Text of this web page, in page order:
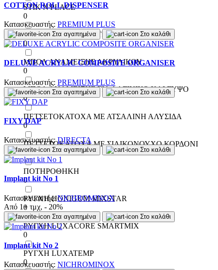
STIK N'PLACE
0
ΔΙΑΝΟΜΕΑΣ ΠΕΤΣΕΤΩΝ
0
ΜΠΟΛ ΑΝΑΜΕΙΞΗΣ ΑΚΡΥΛΙΚΟΥ
0
ΜΠΟΛ ΑΝΑΜΕΙΞΗΣ ΓΙΑ ΑΛΓΙΝΙΚΟ ΚΑΙ ΓΥΨΟ
0
ΠΕΤΣΕΤΟΚΑΤΟΧΑ ΜΕ ΑΤΣΑΛΙΝΗ ΑΛΥΣΙΔΑ
0
ΠΕΤΣΕΤΟΚΑΤΟΧΑ ΜΕ ΣΙΛΙΚΟΝΟΥΧΟ ΚΟΡΔΟΝΙ
0
ΠΟΤΗΡΟΘΗΚΗ
0
ΡΥΓΧΗ HONIGUM MIXSTAR
0
ΡΥΓΧΗ LUXACORE SMARTMIX
0
ΡΥΓΧΗ LUXATEMP
0
COTTON ROLL DISPENSER
Κατασκευαστής: PREMIUM PLUS
Στα αγαπημένα Στο καλάθι
DELUXE ACRYLIC COMPOSITE ORGANISER
Κατασκευαστής: PREMIUM PLUS
Στα αγαπημένα Στο καλάθι
FIXY DAP
Κατασκευαστής:DIRECTA
Στα αγαπημένα Στο καλάθι
Implant kit No 1
Κατασκευαστής:NICHROMINOX
Από 1+ τμχ, - 20%
Στα αγαπημένα Στο καλάθι
Implant kit No 2
Κατασκευαστής: NICHROMINOX